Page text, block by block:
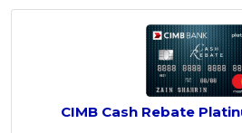
CIMB Cash Rebate